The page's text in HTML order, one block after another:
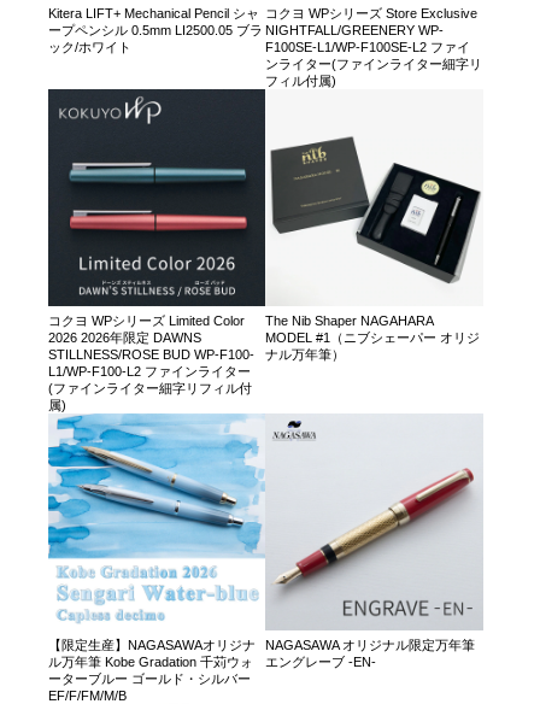
Kitera LIFT+ Mechanical Pencil シャ
ープペンシル 0.5mm LI2500.05 ブラ
ック/ホワイト
コクヨ WPシリーズ Store Exclusive
NIGHTFALL/GREENERY WP-
F100SE-L1/WP-F100SE-L2 ファイ
ンライター(ファインライター細字リ
フィル付属)
コクヨ WPシリーズ Limited Color
2026 2026年限定 DAWNS
STILLNESS/ROSE BUD WP-F100-
L1/WP-F100-L2 ファインライター
(ファインライター細字リフィル付
属)
The Nib Shaper NAGAHARA
MODEL #1（ニブシェーパー オリジ
ナル万年筆）
【限定生産】NAGASAWAオリジナ
ル万年筆 Kobe Gradation 千苅ウォ
ーターブルー ゴールド・シルバー
EF/F/FM/M/B
NAGASAWA オリジナル限定万年筆
エングレーブ -EN-